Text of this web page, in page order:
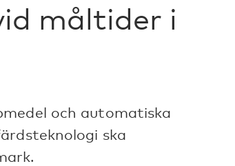
måltider i
och automatiska
ska